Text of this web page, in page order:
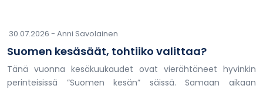
30.07.2026 - Anni Savolainen
Suomen kesäsäät, tohtiiko valittaa?
Tänä vuonna kesäkuukaudet ovat vierähtäneet hyvinkin
perinteisissä ”Suomen kesän” säissä. Samaan aikaan